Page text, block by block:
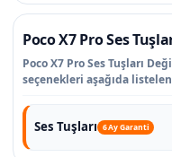
Poco X7 Pro Ses
Poco X7 Pro Ses Tuşları
seçenekleri aşağıda
Ses Tuşları 6 Ay Garanti